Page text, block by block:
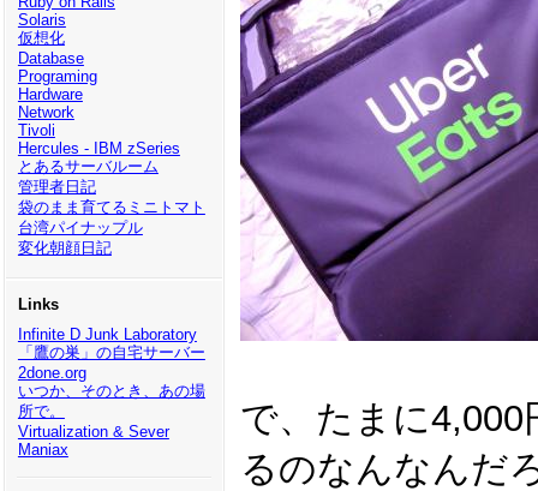
Solaris
仮想化
Database
Programing
Hardware
Network
Tivoli
Hercules - IBM zSeries
とあるサーバルーム
管理者日記
袋のまま育てるミニトマト
台湾パイナップル
変化朝顔日記
Links
Infinite D Junk Laboratory
「鷹の巣」の自宅サーバー
2done.org
いつか、そのとき、あの場
所で。
Virtualization & Sever
Maniax
で、たまに
るのなんなんだ